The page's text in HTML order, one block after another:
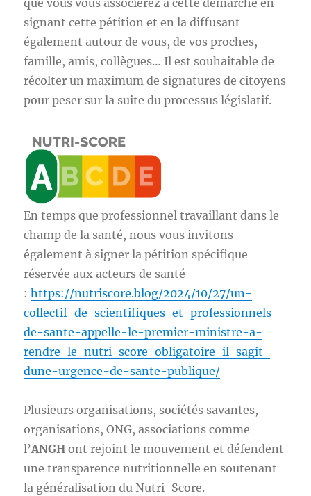
que vous vous associerez à cette démarche en
signant cette pétition et en la diffusant
également autour de vous, de vos proches,
famille, amis, collègues… Il est souhaitable de
récolter un maximum de signatures de citoyens
pour peser sur la suite du processus législatif.
En temps que professionnel travaillant dans le
champ de la santé, nous vous invitons
également à signer la pétition spécifique
réservée aux acteurs de santé
:https://nutriscore.blog/2024/10/27/un-
collectif-de-scientifiques-et-professionnels-
de-sante-appelle-le-premier-ministre-a-
rendre-le-nutri-score-obligatoire-il-sagit-
dune-urgence-de-sante-publique/
Plusieurs organisations, sociétés savantes,
organisations, ONG, associations comme
l’ANGH ont rejoint le mouvement et défendent
une transparence nutritionnelle en soutenant
la généralisation du Nutri-Score.